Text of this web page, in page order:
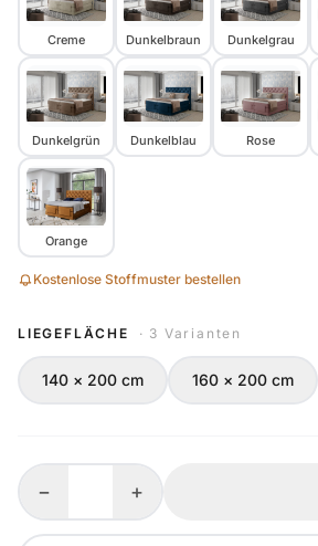
Creme Dunkelbraun Dunkelgrau
Dunkelgrün Dunkelblau Rose
Orange
Kostenlose Stoffmuster bestellen
LIEGEFLÄCHE · 3 Varianten
140 × 200 cm 160 × 200 cm
− +